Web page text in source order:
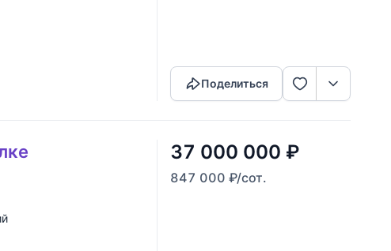
Поделиться
37 000 000 ₽
847 000 ₽/сот.